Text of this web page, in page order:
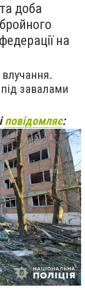
доба
на
влучання.
завалами
повідомляє: